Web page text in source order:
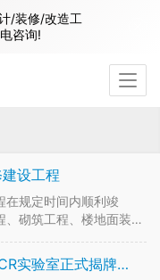
设工程
在规定时间内顺利竣
、砌筑工程、楼地面装
测的要求，经过现场
实验室顺利通过初
海口市第四人民医院红旗PCR实验室正式揭牌启用
/装修/改造工
咨询!